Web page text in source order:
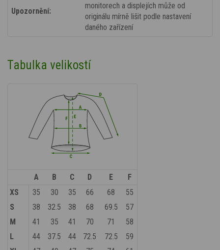
Upozornění:
monitorech a displejích může od
originálu mírně lišit podle nastavení
daného zařízení
Tabulka velikostí
A B C D E
F
XS
35 30 35 66 68
55
S
38 32.5 38 68 69.5
57
M
41 35 41 70 71
58
L
44 37.5 44 72.5 72.5
59